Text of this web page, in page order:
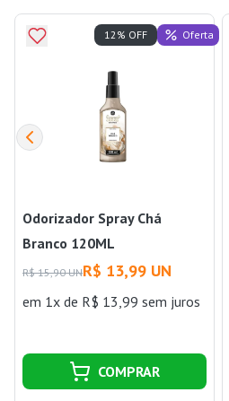
Odorizador Spray Chá
Branco 120ML
R$ 15,90 UNR$ 13,99 UN
em 1x de R$ 13,99 sem juros
12% OFF Oferta
COMPRAR